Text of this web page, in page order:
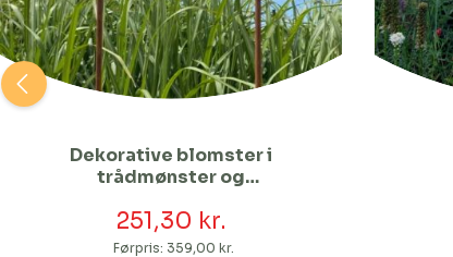
Dekorative blomster i
trådmønster og
sættet
251,30 kr.
Førpris: 359,00 kr.